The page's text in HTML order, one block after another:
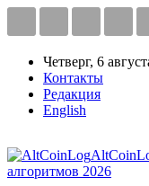
Четверг, 6
Контакты
Редакция
English
алгоритмов 2026